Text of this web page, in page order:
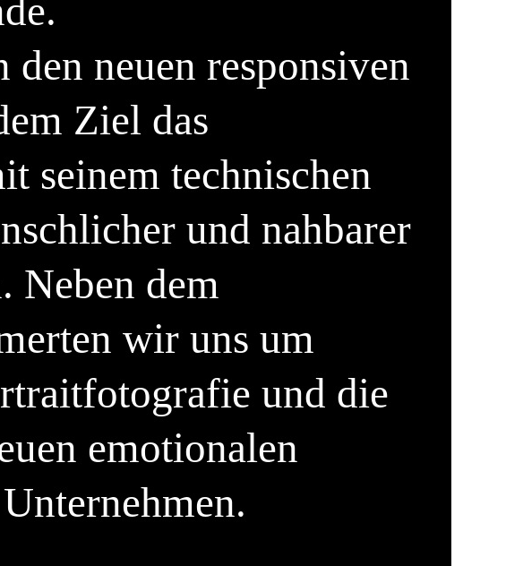
neuen responsiven
Ziel das
seinem technischen
und nahbarer
Neben dem
wir uns um
und die
emotionalen